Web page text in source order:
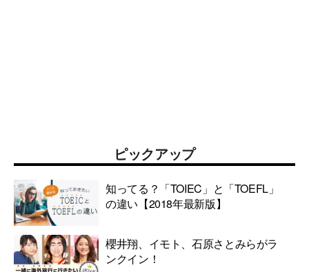
ピックアップ
知ってる？「TOIEC」と「TOEFL」
の違い【2018年最新版】
櫻井翔、イモト、石原さとみらがラ
ンクイン！